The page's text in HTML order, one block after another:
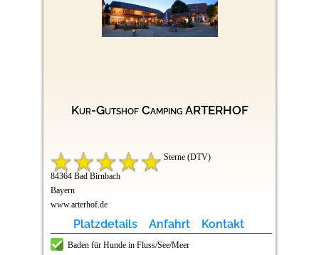
Kur-Gutshof Camping ARTERHOF
Sterne (DTV)
84364 Bad Birnbach
Bayern
www.arterhof.de
Platzdetails Anfahrt Kontakt
Baden für Hunde in Fluss/See/Meer